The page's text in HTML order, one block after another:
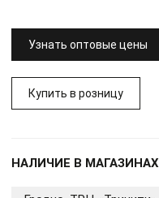
Узнать оптовые цены
Купить в розницу
НАЛИЧИЕ В МАГАЗИНАХ